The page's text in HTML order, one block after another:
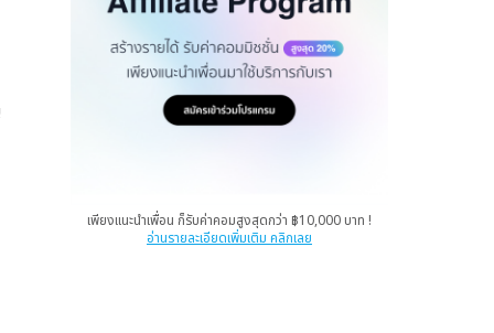
เพียงแนะนำเพื่อน ก็รับค่าคอมสูงสุดกว่า ฿10,000 บาท !
อ่านรายละเอียดเพิ่มเติม คลิกเลย